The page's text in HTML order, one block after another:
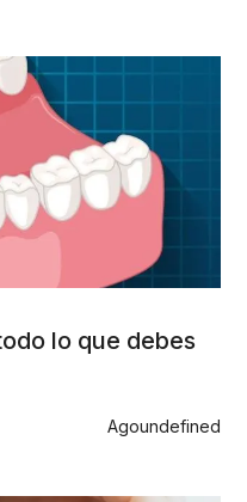
lo que debes
Agoundefined